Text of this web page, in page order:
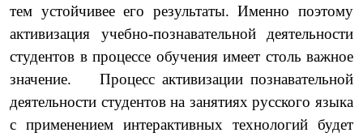
тем устойчивее его результаты. Именно поэтому
активизация учебно-познавательной деятельности
студентов в процессе обучения имеет столь важное
значение. Процесс активизации познавательной
деятельности студентов на занятиях русского языка
с применением интерактивных технологий будет